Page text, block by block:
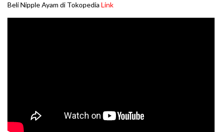
Beli Nipple Ayam di Tokopedia Link